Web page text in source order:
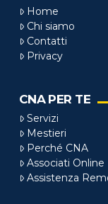
Home
Chi siamo
Contatti
Privacy
CNA PER TE
Servizi
Mestieri
Perché CNA
Associati Online
Assistenza